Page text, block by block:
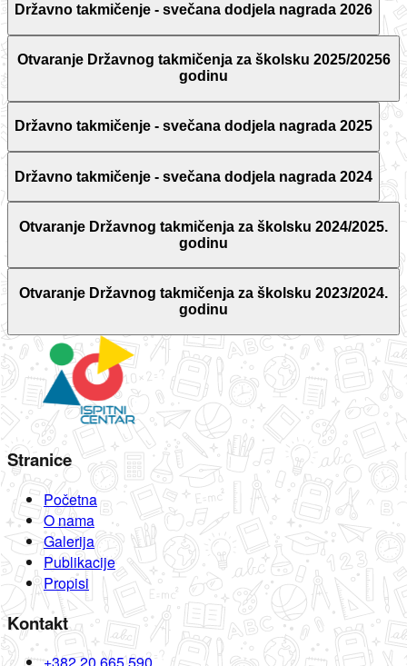
Državno takmičenje - svečana dodjela nagrada 2026
Otvaranje Državnog takmičenja za školsku 2025/20256
godinu
Državno takmičenje - svečana dodjela nagrada 2025
Državno takmičenje - svečana dodjela nagrada 2024
Otvaranje Državnog takmičenja za školsku 2024/2025.
godinu
Otvaranje Državnog takmičenja za školsku 2023/2024.
godinu
Stranice
Početna
O nama
Galerija
Publikacije
Propisi
Kontakt